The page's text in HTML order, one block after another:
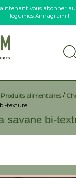
Produits alimentaires/
texture
savane bi-
vous abonner
légumes Annagram !